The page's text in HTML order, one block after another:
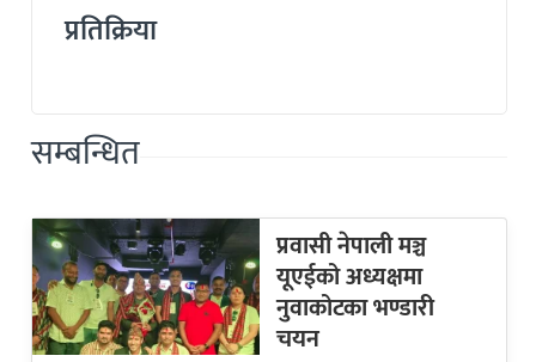
प्रतिक्रिया
सम्बन्धित
प्रवासी नेपाली मञ्च
यूएईको अध्यक्षमा
नुवाकोटका भण्डारी
चयन